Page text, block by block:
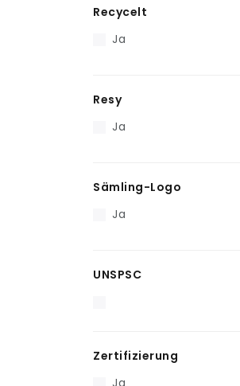
Recycelt
Ja
Resy
Ja
Sämling-Logo
Ja
UNSPSC
Zertifizierung
Ja